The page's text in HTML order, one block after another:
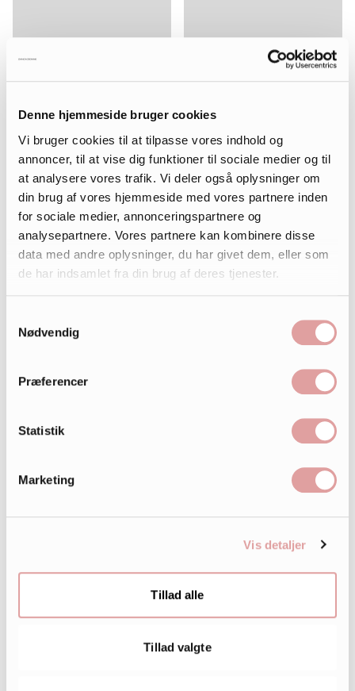
Denne hjemmeside bruger cookies
Vi bruger cookies til at tilpasse vores indhold og
annoncer, til at vise dig funktioner til sociale medier og til
at analysere vores trafik. Vi deler også oplysninger om
din brug af vores hjemmeside med vores partnere inden
for sociale medier, annonceringspartnere og
analysepartnere. Vores partnere kan kombinere disse
data med andre oplysninger, du har givet dem, eller som
de har indsamlet fra din brug af deres tjenester.
Nødvendig
Præferencer
Statistik
Marketing
Vis detaljer
Tillad alle
Tillad valgte
LIKES